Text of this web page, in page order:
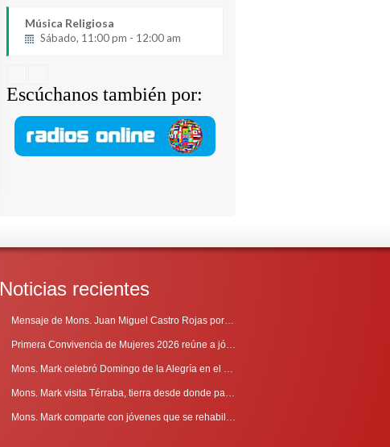
Música Religiosa
Sábado, 11:00 pm - 12:00 am
Escúchanos también por:
Noticias recientes
Mensaje de Mons. Juan Miguel Castro Rojas por el 69º Aniversario de Radio Sinaí
Primera Convivencia de Mujeres 2026 reúne a jóvenes en proceso de discernimiento vocacional